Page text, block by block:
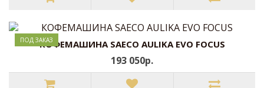
ПОД ЗАКАЗКОФЕМАШИНА SAECO AULIKA EVO FOCUS
193 050р.